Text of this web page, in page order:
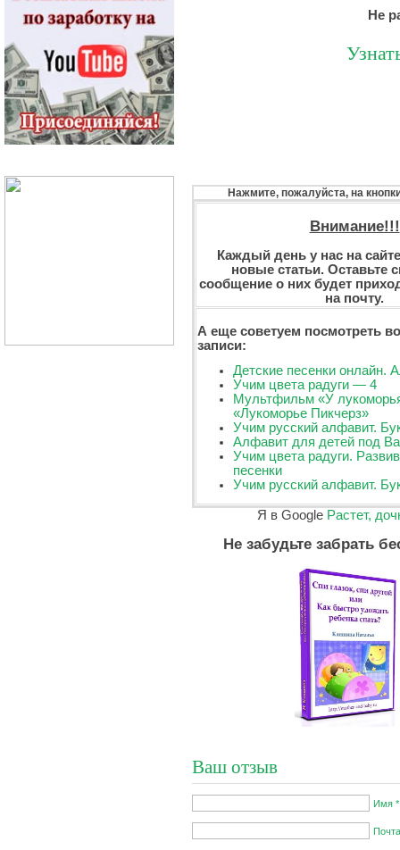
Не
Нажмите, пожалуйста, на
Внимание!!!
Каждый день у нас на
новые статьи. Оставьте
сообщение о них будет
на почту.
А еще советуем посмотреть
записи:
Детские песенки онлайн.
Учим цвета радуги — 4
Мультфильм «У
«Лукоморье Пикчерз»
Учим русский алфавит.
Алфавит для детей под
Учим цвета радуги.
песенки
Учим русский алфавит.
Я в Google Растет,
Не забудьте забрать
Ваш отзыв
Имя *